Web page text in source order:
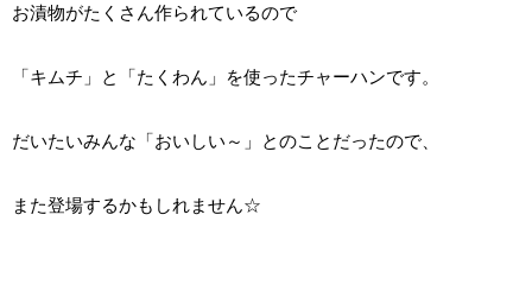
お漬物がたくさん作られているので
「キムチ」と「たくわん」を使ったチャーハンです。
だいたいみんな「おいしい～」とのことだったので、
また登場するかもしれません☆